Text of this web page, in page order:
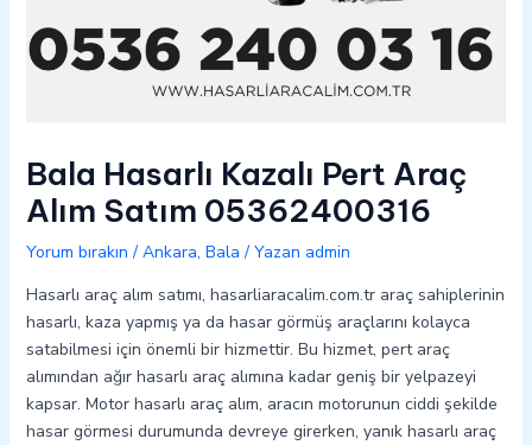
Bala Hasarlı Kazalı Pert Araç
Alım Satım 05362400316
Yorum bırakın / Ankara, Bala / Yazan admin
Hasarlı araç alım satımı, hasarliaracalim.com.tr araç sahiplerinin
hasarlı, kaza yapmış ya da hasar görmüş araçlarını kolayca
satabilmesi için önemli bir hizmettir. Bu hizmet, pert araç
alımından ağır hasarlı araç alımına kadar geniş bir yelpazeyi
kapsar. Motor hasarlı araç alım, aracın motorunun ciddi şekilde
hasar görmesi durumunda devreye girerken, yanık hasarlı araç